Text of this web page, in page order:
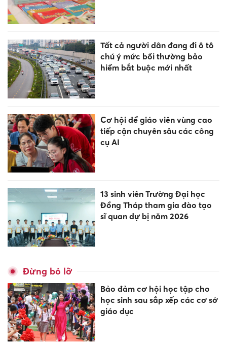
Tất cả người dân đang đi ô tô
chú ý mức bồi thường bảo
hiểm bắt buộc mới nhất
Cơ hội để giáo viên vùng cao
tiếp cận chuyên sâu các công
cụ AI
13 sinh viên Trường Đại học
Đồng Tháp tham gia đào tạo
sĩ quan dự bị năm 2026
Đừng bỏ lỡ
Bảo đảm cơ hội học tập cho
học sinh sau sắp xếp các cơ sở
giáo dục